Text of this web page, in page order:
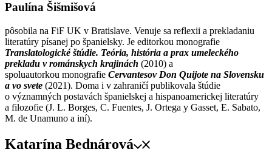
Paulína Šišmišová
pôsobila na FiF UK v Bratislave. Venuje sa reflexii a prekladaniu
literatúry písanej po španielsky. Je editorkou monografie
Translatologické štúdie. Teória, história a prax umeleckého
prekladu v románskych krajinách (2010) a
spoluautorkou monografie Cervantesov Don Quijote na Slovensku
a vo svete (2021). Doma i v zahraničí publikovala štúdie
o významných postavách španielskej a hispanoamerickej literatúry
a filozofie (J. L. Borges, C. Fuentes, J. Ortega y Gasset, E. Sabato,
M. de Unamuno a iní).
Katarína Bednárová